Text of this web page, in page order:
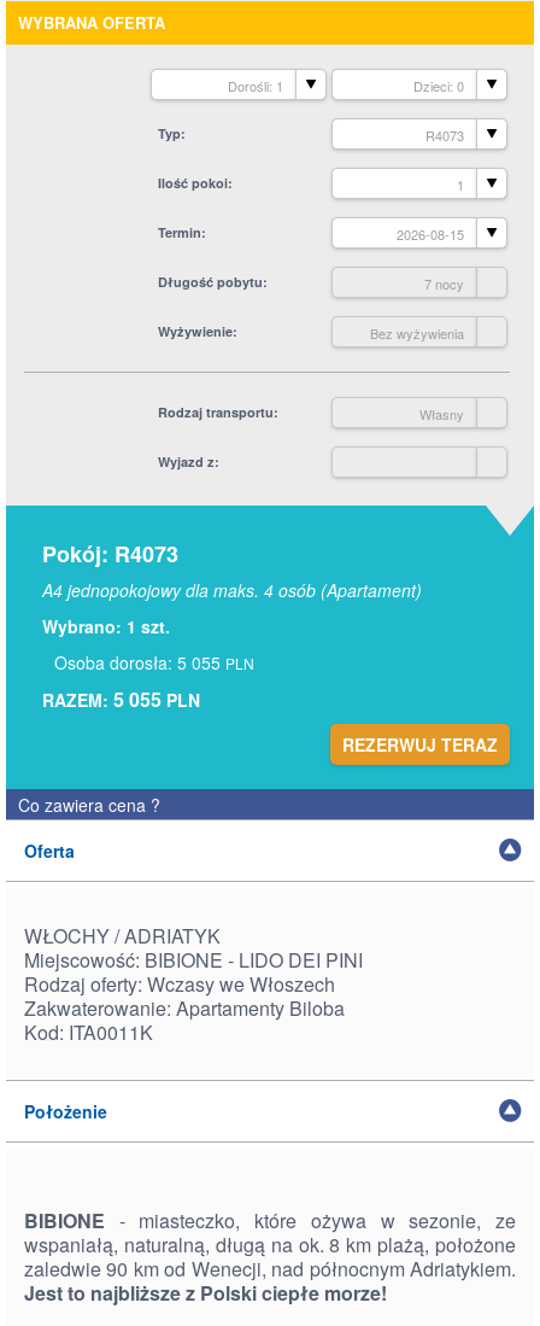
WYBRANA OFERTA
Dorośli: 1 Dzieci: 0
Typ R4073
Ilość pokoi 1
Termin 2026-08-15
Długość pobytu 7 nocy
Wyżywienie Bez wyżywienia
Rodzaj transportu Własny
Wyjazd z
Pokój: R4073
A4 jednopokojowy dla maks. 4 osób (Apartament)
Wybrano: 1 szt.
Osoba dorosła: 5 055 PLN
RAZEM: 5 055 PLN
REZERWUJ TERAZ
Co zawiera cena ?
Oferta
WŁOCHY / ADRIATYK
Miejscowość: BIBIONE - LIDO DEI PINI
Rodzaj oferty: Wczasy we Włoszech
Zakwaterowanie: Apartamenty Biloba
Kod: ITA0011K
Położenie
BIBIONE - miasteczko, które ożywa w sezonie, ze
wspaniałą, naturalną, długą na ok. 8 km plażą, położone
zaledwie 90 km od Wenecji, nad północnym Adriatykiem.
Jest to najbliższe z Polski ciepłe morze!